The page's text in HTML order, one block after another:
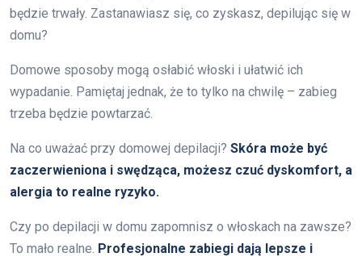
będzie trwały. Zastanawiasz się, co zyskasz, depilując się w
domu?
Domowe sposoby mogą osłabić włoski i ułatwić ich
wypadanie. Pamiętaj jednak, że to tylko na chwilę – zabieg
trzeba będzie powtarzać.
Na co uważać przy domowej depilacji? Skóra może być
zaczerwieniona i swędząca, możesz czuć dyskomfort, a
alergia to realne ryzyko.
Czy po depilacji w domu zapomnisz o włoskach na zawsze?
To mało realne. Profesjonalne zabiegi dają lepsze i